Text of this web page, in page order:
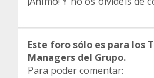
Este foro sólo es para los
Managers del Grupo.
Para poder comentar: